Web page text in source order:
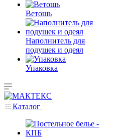
Ветошь
Наполнитель для
подушек и одеял
Упаковка
Каталог